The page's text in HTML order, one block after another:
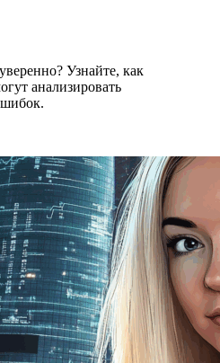
Узнайте, как
анализировать